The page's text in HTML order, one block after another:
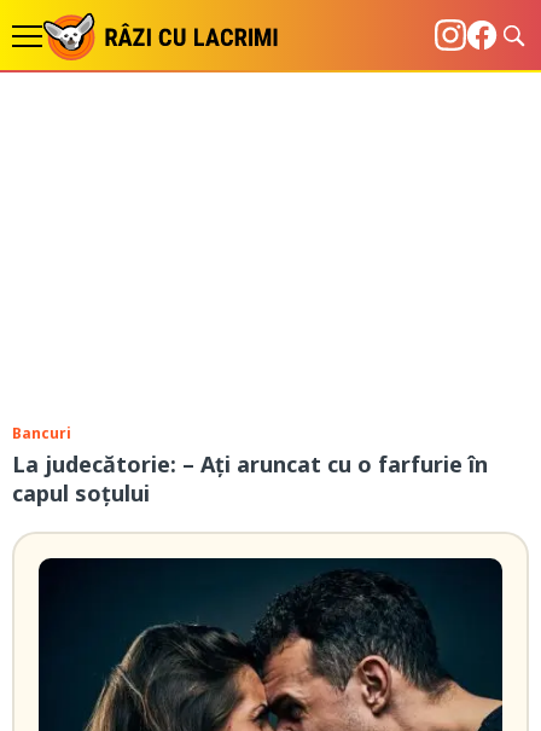
Bancuri
La judecătorie: – Ați aruncat cu o farfurie în
capul soțului